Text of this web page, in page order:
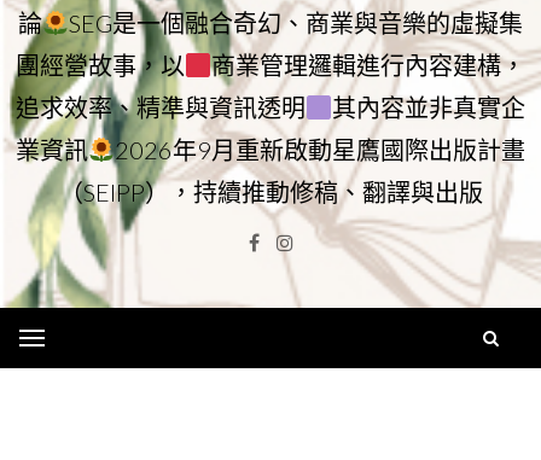
論
SEG是一個融合奇幻、商業與音樂的虛擬集
團經營故事，以
商業管理邏輯進行內容建構，
追求效率、精準與資訊透明
其內容並非真實企
業資訊
2026年9月重新啟動星鷹國際出版計畫
（SEIPP），持續推動修稿、翻譯與出版
Facebook
Instagram